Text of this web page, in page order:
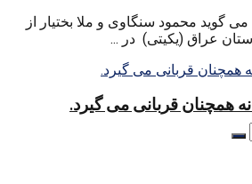
گوید محمود سنگاوی و ملا بختیار از
عراق (یکیتی) در ...
همچنان قربانی می گیرد.